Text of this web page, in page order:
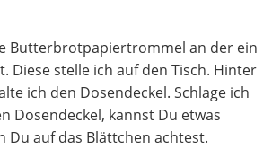
Butterbrotpapiertrommel an der ein
Diese stelle ich auf den Tisch. Hinter
ich den Dosendeckel. Schlage ich
Dosendeckel, kannst Du etwas
Du auf das Blättchen achtest.